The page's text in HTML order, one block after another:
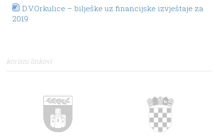
D.V.Orkulice – bilješke uz financijske izvještaje za
2019
korisni linkovi